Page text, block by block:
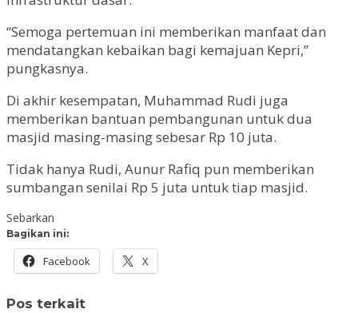
“Semoga pertemuan ini memberikan manfaat dan
mendatangkan kebaikan bagi kemajuan Kepri,”
pungkasnya.
Di akhir kesempatan, Muhammad Rudi juga
memberikan bantuan pembangunan untuk dua
masjid masing-masing sebesar Rp 10 juta.
Tidak hanya Rudi, Aunur Rafiq pun memberikan
sumbangan senilai Rp 5 juta untuk tiap masjid.
Sebarkan
Bagikan ini:
Facebook X
Pos terkait